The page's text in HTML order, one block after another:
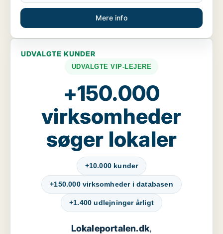
Mere info
UDVALGTE KUNDER
UDVALGTE VIP-LEJERE
+150.000
virksomheder
søger lokaler
+10.000 kunder
+150.000 virksomheder i databasen
+1.400 udlejninger årligt
Lokaleportalen.dk,